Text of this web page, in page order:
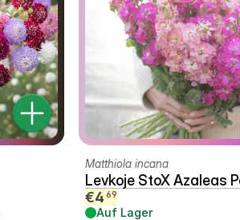
Matthiola incana
Levkoje StoX Azaleas
€4 69
Auf Lager